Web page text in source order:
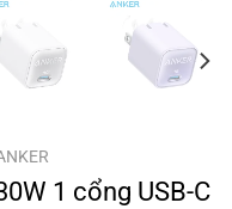
1 cổng USB-C